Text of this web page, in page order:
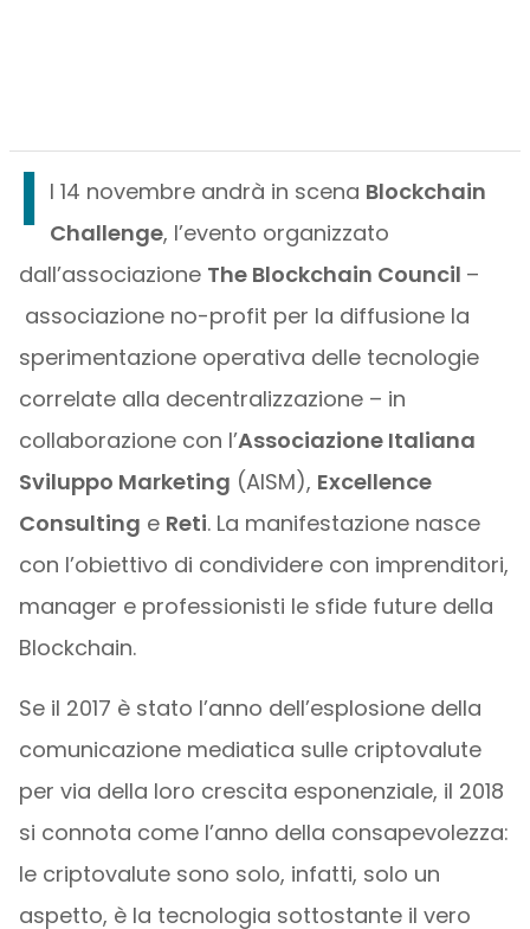
I l 14 novembre andrà in scena Blockchain
Challenge, l’evento organizzato
dall’associazione The Blockchain Council –
associazione no-profit per la diffusione la
sperimentazione operativa delle tecnologie
correlate alla decentralizzazione – in
collaborazione con l’Associazione Italiana
Sviluppo Marketing (AISM), Excellence
Consulting e Reti. La manifestazione nasce
con l’obiettivo di condividere con imprenditori,
manager e professionisti le sfide future della
Blockchain.
Se il 2017 è stato l’anno dell’esplosione della
comunicazione mediatica sulle criptovalute
per via della loro crescita esponenziale, il 2018
si connota come l’anno della consapevolezza:
le criptovalute sono solo, infatti, solo un
aspetto, è la tecnologia sottostante il vero